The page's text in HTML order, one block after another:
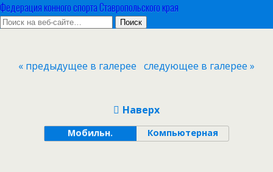
Федерация конного спорта Ставропольского края
« предыдущее в галерее следующее в галерее »
Наверх
Мобильн. Компьютерная